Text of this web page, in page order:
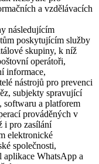
a vzdělávacích
následujícím
poskytujícím služby
skupiny, k níž
operátoři,
informace,
nástrojů pro prevenci
subjekty spravující
softwaru a platforem
prováděných v
i pro zasílání
elektronické
společnosti,
aplikace WhatsApp a